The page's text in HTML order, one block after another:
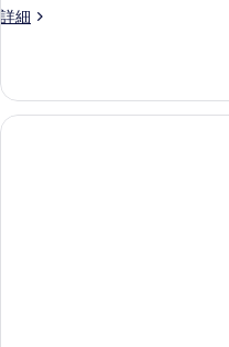
べ
写
真
細
ブ
ル
ー
詳細
ベ
ク
ダ
ブ